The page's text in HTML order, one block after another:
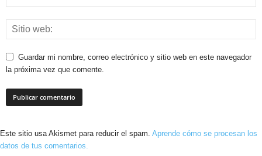
Guardar mi nombre, correo electrónico y sitio web en este navegador
la próxima vez que comente.
Este sitio usa Akismet para reducir el spam. Aprende cómo se procesan los
datos de tus comentarios.